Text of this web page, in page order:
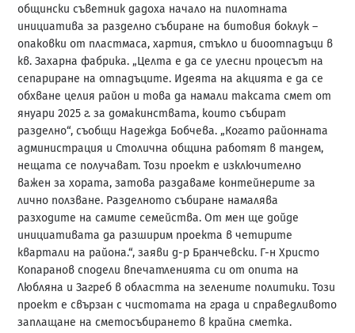
общински съветник дадоха начало на пилотната
инициатива за разделно събиране на битовия боклук –
опаковки от пластмаса, хартия, стъкло и биоотпадъци в
кв. Захарна фабрика. „Целта е да се улесни процесът на
сепариране на отпадъците. Идеята на акцията е да се
обхване целия район и това да намали таксата смет от
януари 2025 г. за домакинствата, които събират
разделно“, съобщи Надежда Бобчева. „Когато районната
администрация и Столична община работят в тандем,
нещата се получават. Този проект е изключително
важен за хората, затова раздаваме контейнерите за
лично ползване. Разделното събиране намалява
разходите на самите семейства. От мен ще дойде
инициативата да разширим проекта в четирите
квартали на района.“, заяви д-р Бранчевски. Г-н Христо
Копаранов сподели впечатленията си от опита на
Любляна и Загреб в областта на зелените политики. Този
проект е свързан с чистотата на града и справедливото
заплащане на сметосъбирането в крайна сметка.